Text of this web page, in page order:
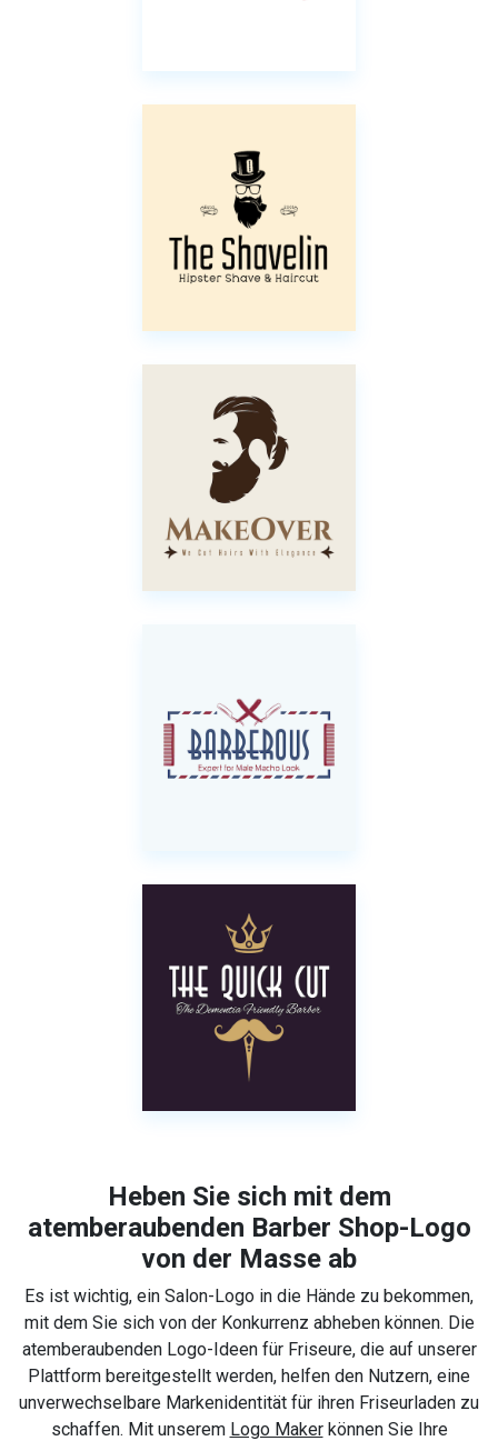
Heben Sie sich mit dem
atemberaubenden Barber Shop-Logo
von der Masse ab
Es ist wichtig, ein Salon-Logo in die Hände zu bekommen,
mit dem Sie sich von der Konkurrenz abheben können. Die
atemberaubenden Logo-Ideen für Friseure, die auf unserer
Plattform bereitgestellt werden, helfen den Nutzern, eine
unverwechselbare Markenidentität für ihren Friseurladen zu
schaffen. Mit unserem Logo Makerkönnen Sie Ihre